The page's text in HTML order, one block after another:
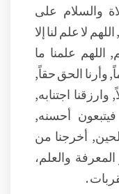
والسلام على
لا علم لنا إلا
اللهم علمنا ما
وأرنا الحق حقاً,
وارزقنا اجتنابه,
أحسنه,
أخرجنا من
والعلم،
.